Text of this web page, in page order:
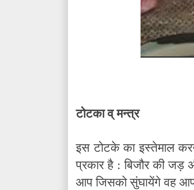
टोटका व् मन्त्र
इस टोटके का इस्तेमाल
प्रकार है : बिजौर की
आप जिसको सुंघायेंगे वह